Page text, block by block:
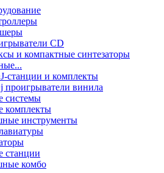
CD
и компактные синтезаторы
станции и комплекты
проигрыватели винила
системы
комплекты
инструменты
станции
комбо